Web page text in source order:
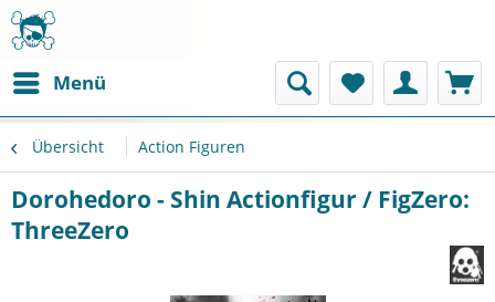
Menü
Übersicht Action Figuren
Dorohedoro - Shin Actionfigur / FigZero:
ThreeZero